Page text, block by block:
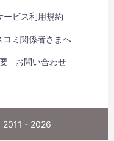
ービス利用規約
コミ関係者さまへ
お問い合わせ
2011 - 2026